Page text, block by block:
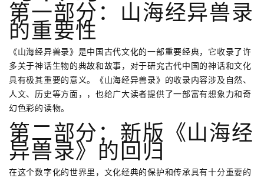
第一部分：山海经异兽录
的重要性
《山海经异兽录》是中国古代文化的一部重要经典，它收录了许
多关于神话生物的典故和故事，对于研究古代中国的神话和文化
具有极其重要的意义。《山海经异兽录》的收录内容涉及自然、
人文、历史等方面，，也给广大读者提供了一部富有想象力和奇
幻色彩的读物。
第二部分：新版《山海经
异兽录》的回归
在这个数字化的世界里，文化经典的保护和传承具有十分重要的